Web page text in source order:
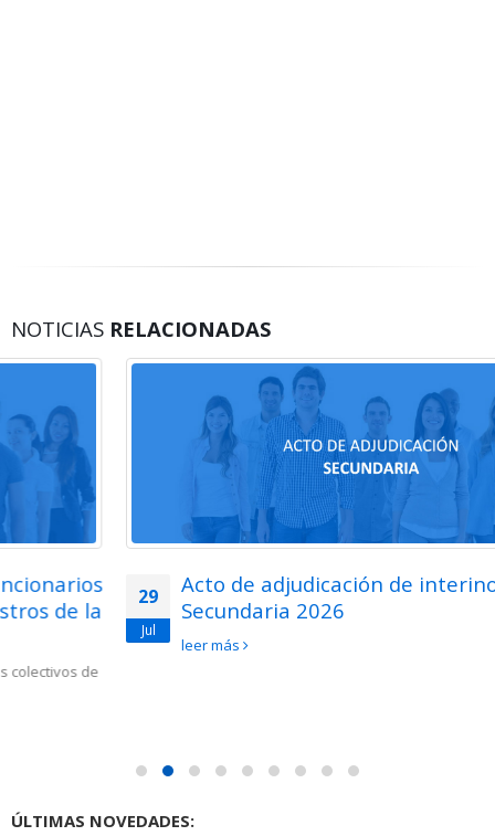
NOTICIAS RELACIONADAS
29
Acto de adjudicación de interinos de
Secundaria 2026
leer más
ÚLTIMAS NOVEDADES: